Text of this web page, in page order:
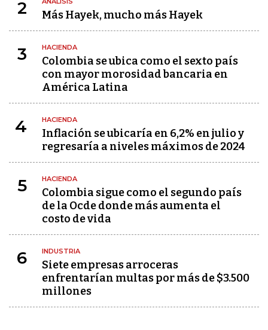
2 Más Hayek, mucho más Hayek
3 HACIENDA
Colombia se ubica como el sexto país
con mayor morosidad bancaria en
América Latina
4 HACIENDA
Inflación se ubicaría en 6,2% en julio y
regresaría a niveles máximos de 2024
5 HACIENDA
Colombia sigue como el segundo país
de la Ocde donde más aumenta el
costo de vida
6 INDUSTRIA
Siete empresas arroceras
enfrentarían multas por más de $3.500
millones